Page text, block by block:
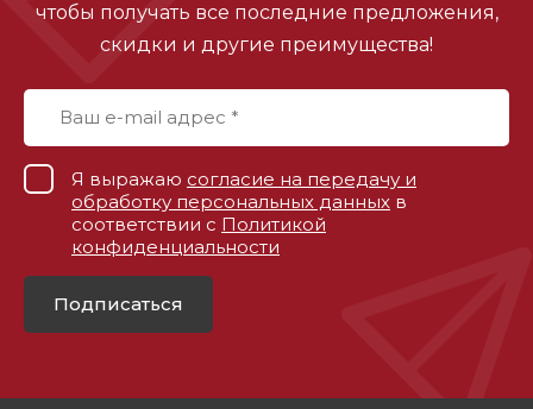
чтобы получать все последние предложения,
скидки и другие преимущества!
Я выражаю согласие на передачу и
обработку персональных данных в
соответствии с Политикой
конфиденциальности
Подписаться